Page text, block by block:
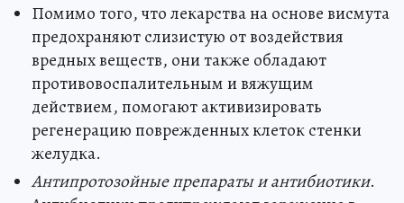
Помимо того, что лекарства на основе висмута
предохраняют слизистую от воздействия
вредных веществ, они также обладают
противовоспалительным и вяжущим
действием, помогают активизировать
регенерацию поврежденных клеток стенки
желудка.
Антипротозойные препараты и антибиотики.